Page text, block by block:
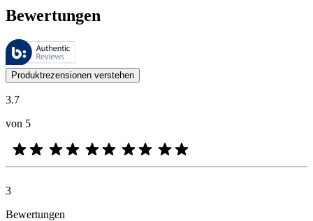
Bewertungen
Diese Bewertungen werden von Bazaarvoice verwaltet und
Kundenmeinungen in Form von Produkt- und Sternebewertungen
Produktrezensionen verstehen
3.7
von 5
3
Bewertungen